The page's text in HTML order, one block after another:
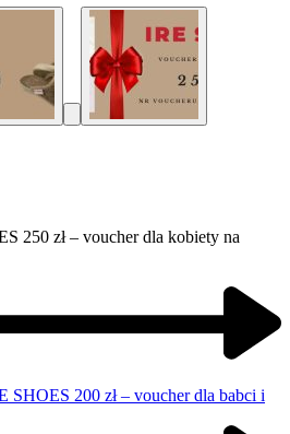
250 zł – voucher dla kobiety na